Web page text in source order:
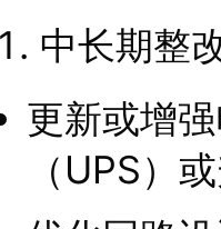
中长期整
更新或增
（UPS）